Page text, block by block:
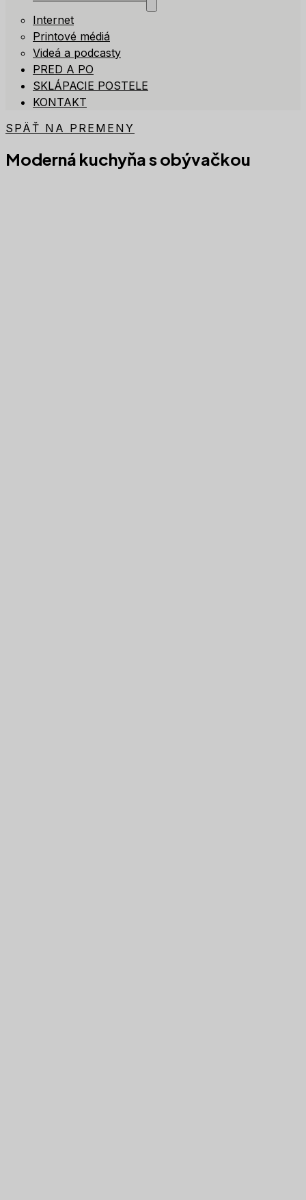
Internet
Printové médiá
Videá a podcasty
PRED A PO
SKLÁPACIE POSTELE
KONTAKT
SPÄŤ NA PREMENY
Moderná kuchyňa s obývačkou